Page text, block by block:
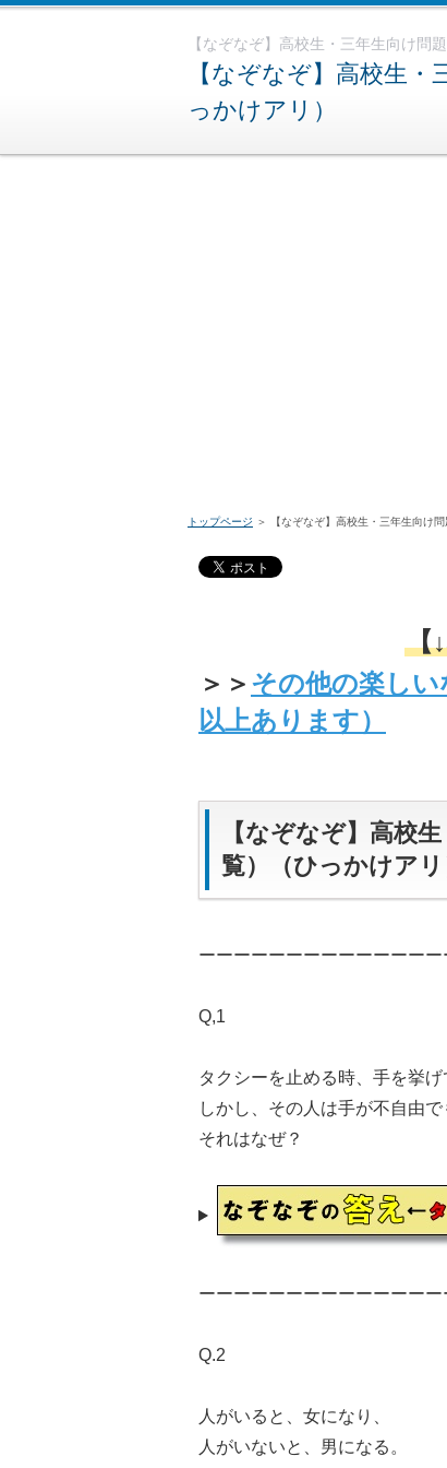
【なぞなぞ】高校生・三年生向け問
【なぞなぞ】高校生
っかけアリ）
トップページ ＞ 【なぞなぞ】高校生・三年生向け
【
＞＞ その他の楽し
以上あります）
【なぞなぞ】高校
覧）（ひっかけアリ
ーーーーーーーーーーーーー
Q,1
タクシーを止める時、手を挙げ
しかし、その人は手が不自由で
それはなぜ？
ーーーーーーーーーーーーー
Q.2
人がいると、女になり、
人がいないと、男になる。